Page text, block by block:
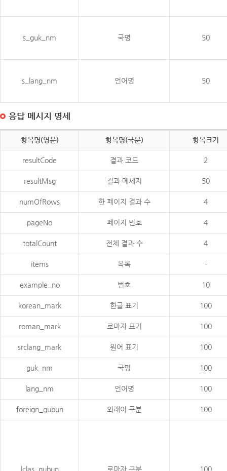
s_guk_nm 국명 50
s_lang_nm 언어명 50
응답 메시지 명세
항목명(영문) 항목명(국문) 항목크기
resultCode 결과 코드 2
resultMsg 결과 메세지 50
numOfRows 한 페이지 결과 수 4
pageNo 페이지 번호 4
totalCount 전체 결과 수 4
items 목록 -
example_no 번호 10
korean_mark 한글 표기 100
roman_mark 로마자 표기 100
srclang_mark 원어 표기 100
guk_nm 국명 100
lang_nm 언어명 100
foreign_gubun 외래어 구분 100
lclas_gubun 로마자 구분 100